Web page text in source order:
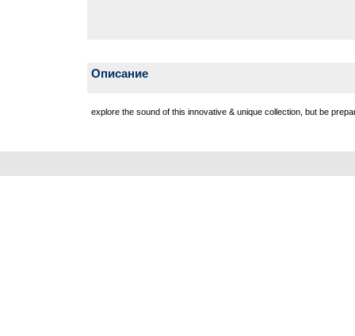
Описание
explore the sound of this innovative & unique collection, but be